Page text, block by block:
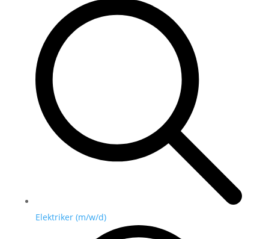
Elektriker (m/w/d)